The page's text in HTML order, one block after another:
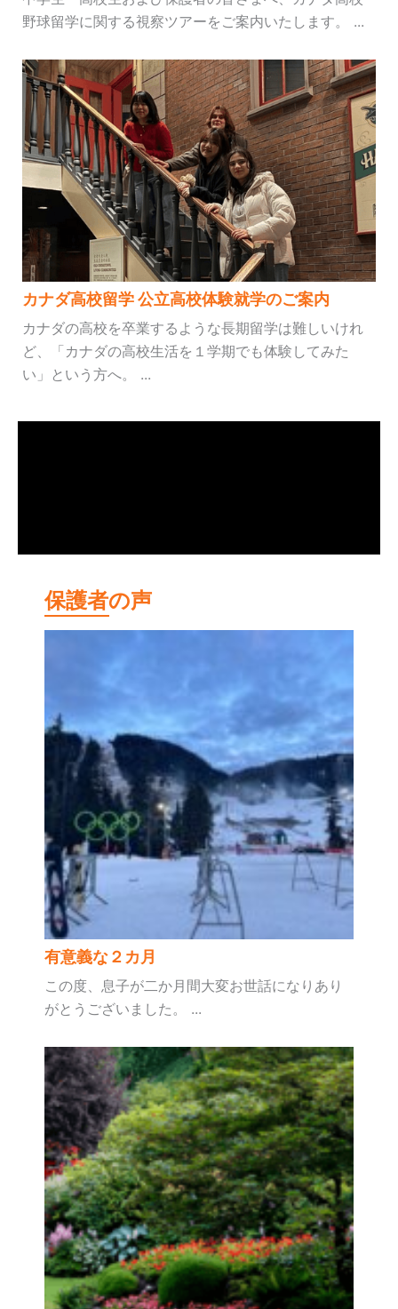
野球留学に関する視察ツアーをご案内いたします。 ...
カナダ高校留学 公立高校体験就学のご案内
カナダの高校を卒業するような長期留学は難しいけれ
ど、「カナダの高校生活を１学期でも体験してみた
い」という方へ。 ...
保護者の声
有意義な２カ月
この度、息子が二か月間大変お世話になりあり
がとうございました。 ...